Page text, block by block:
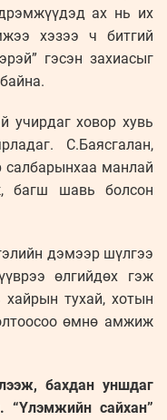
ах нь их
хэзээ ч битгий
гэсэн захиасыг
учирдаг ховор хувь
С.Баясгалан,
салбарынхаа манлай
багш шавь болсон
дэмээр шүлгээ
өлгийдөх гэж
тухай, хотын
өмнө амжиж
бахдан уншдаг
“Үлэмжийн сайхан”